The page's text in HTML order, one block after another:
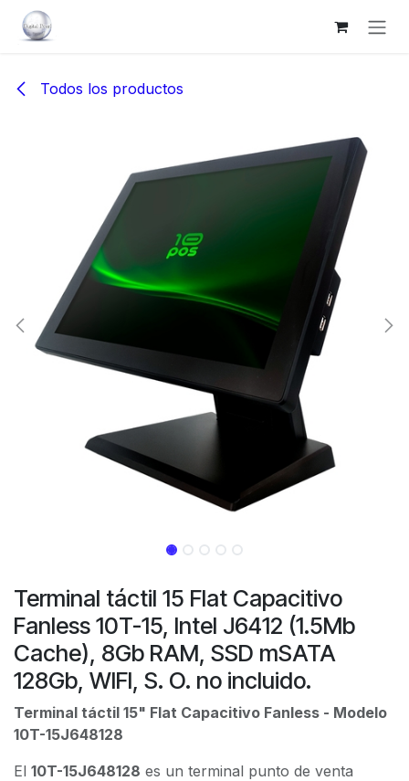
Ir al contenido
Todos los productos
Terminal táctil 15 Flat Capacitivo
Fanless 10T-15, Intel J6412 (1.5Mb
Cache), 8Gb RAM, SSD mSATA
128Gb, WIFI, S. O. no incluido.
Terminal táctil 15" Flat Capacitivo Fanless - Modelo
10T-15J648128
El 10T-15J648128 es un terminal punto de venta